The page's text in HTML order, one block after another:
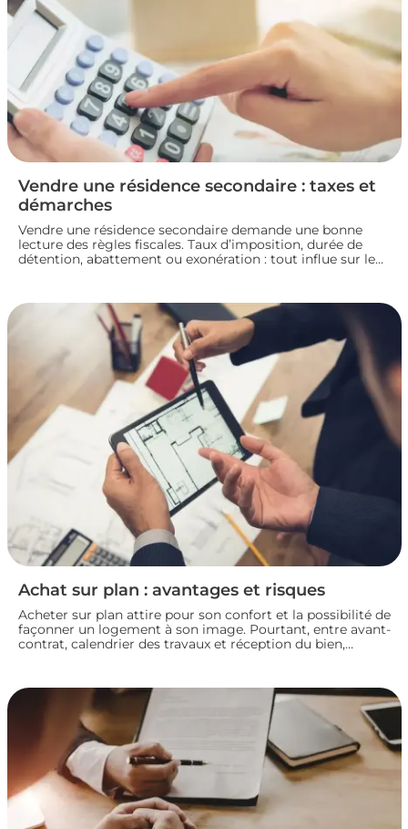
Vendre une résidence secondaire : taxes et
démarches
Vendre une résidence secondaire demande une bonne
lecture des règles fiscales. Taux d’imposition, durée de
détention, abattement ou exonération : tout influe sur le
les meilleures conditions. Zoom sur les démarches et les
taxes à connaître avant de se lancer.
Achat sur plan : avantages et risques
Acheter sur plan attire pour son confort et la possibilité de
façonner un logement à son image. Pourtant, entre avant-
contrat, calendrier des travaux et réception du bien,
atouts et les zones de vigilance de cette démarche.